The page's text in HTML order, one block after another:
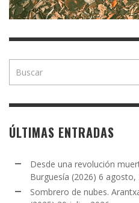
ÚLTIMAS ENTRADAS
Desde una revolución
Burguesía (2026) 6 agosto,
Sombrero de nubes.